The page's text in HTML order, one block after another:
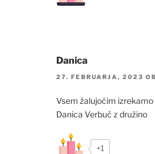
Danica
27. FEBRUARJA, 2023
Vsem žalujočim izrekamo
Danica Verbuč z družino
+1